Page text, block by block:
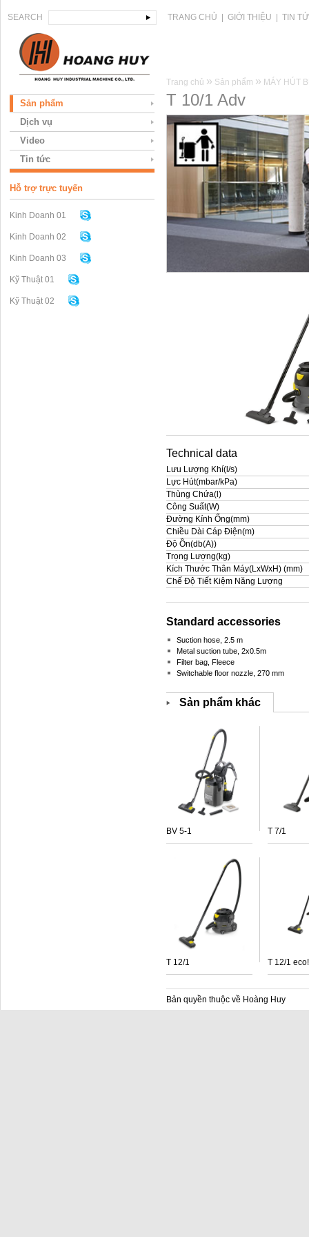
SEARCH TRANG CHỦ GIỚI THIỆU TIN
Trang chủ » Sản phẩm » MÁY HÚT
T 10/1 Adv
Sản phẩm
Dịch vụ
Video
Tin tức
Hỗ trợ trực tuyến
Kinh Doanh 01
Kinh Doanh 02
Kinh Doanh 03
Kỹ Thuật 01
Kỹ Thuật 02
Technical data
Lưu Lượng Khí(l/s)
Lực Hút(mbar/kPa)
Thùng Chứa(l)
Công Suất(W)
Đường Kính Ống(mm)
Chiều Dài Cáp Điện(m)
Độ Ồn(db(A))
Trọng Lượng(kg)
Kích Thước Thân Máy(LxWxH) (mm)
Chế Độ Tiết Kiệm Năng Lượng
Standard accessories
Suction hose, 2.5 m
Metal suction tube, 2x0.5m
Filter bag, Fleece
Switchable floor nozzle, 270 mm
Sản phẩm khác
BV 5-1 T 7/1
T 12/1 T 12/1
Bản quyền thuộc về Hoàng Huy